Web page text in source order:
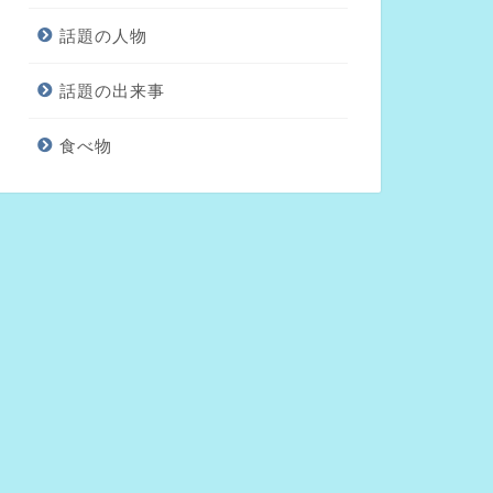
話題の人物
話題の出来事
食べ物